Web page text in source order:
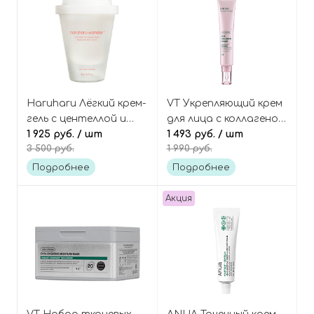
Haruharu Лёгкий крем-
гель с центеллой и
ниацинамидом,
Wonder Centella 5%
Niacinamide Radiance
1 925 руб. / шт
3 500 руб.
Подробнее
VT Укрепляющий крем
для лица с коллагеном
и центеллой, Cica
Collagen Cream
1 493 руб. / шт
1 990 руб.
Подробнее
Акция